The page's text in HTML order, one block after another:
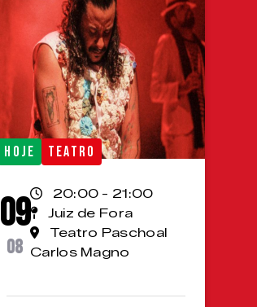
HOJE TEATRO
09
08
20:00 - 21:00
Juiz de Fora
Teatro Paschoal
Carlos Magno